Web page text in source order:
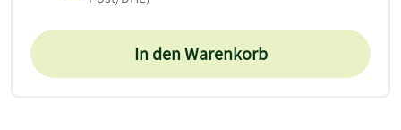
In den Warenkorb